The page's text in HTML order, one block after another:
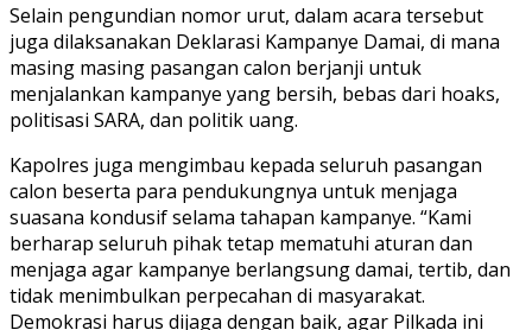
Selain pengundian nomor urut, dalam acara tersebut
juga dilaksanakan Deklarasi Kampanye Damai, di mana
masing masing pasangan calon berjanji untuk
menjalankan kampanye yang bersih, bebas dari hoaks,
politisasi SARA, dan politik uang.
Kapolres juga mengimbau kepada seluruh pasangan
calon beserta para pendukungnya untuk menjaga
suasana kondusif selama tahapan kampanye. “Kami
berharap seluruh pihak tetap mematuhi aturan dan
menjaga agar kampanye berlangsung damai, tertib, dan
tidak menimbulkan perpecahan di masyarakat.
Demokrasi harus dijaga dengan baik, agar Pilkada ini